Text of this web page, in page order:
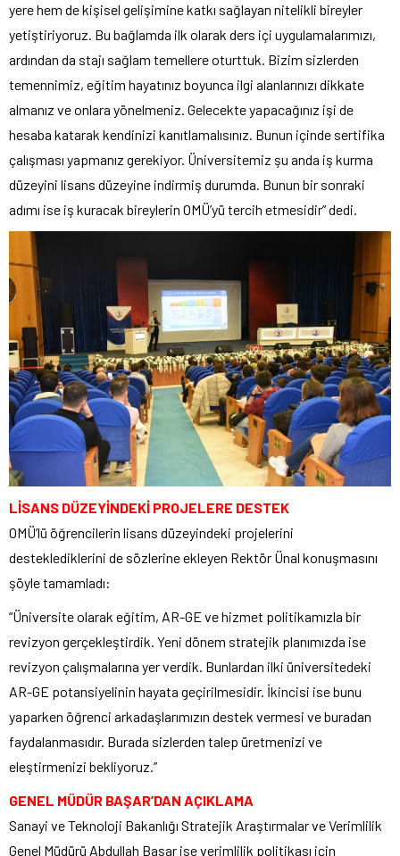
yere hem de kişisel gelişimine katkı sağlayan nitelikli bireyler
yetiştiriyoruz. Bu bağlamda ilk olarak ders içi uygulamalarımızı,
ardından da stajı sağlam temellere oturttuk. Bizim sizlerden
temennimiz, eğitim hayatınız boyunca ilgi alanlarınızı dikkate
almanız ve onlara yönelmeniz. Gelecekte yapacağınız işi de
hesaba katarak kendinizi kanıtlamalısınız. Bunun içinde sertifika
çalışması yapmanız gerekiyor. Üniversitemiz şu anda iş kurma
düzeyini lisans düzeyine indirmiş durumda. Bunun bir sonraki
adımı ise iş kuracak bireylerin OMÜ’yü tercih etmesidir” dedi.
LİSANS DÜZEYİNDEKİ PROJELERE DESTEK
OMÜ’lü öğrencilerin lisans düzeyindeki projelerini
desteklediklerini de sözlerine ekleyen Rektör Ünal konuşmasını
şöyle tamamladı:
“Üniversite olarak eğitim, AR-GE ve hizmet politikamızla bir
revizyon gerçekleştirdik. Yeni dönem stratejik planımızda ise
revizyon çalışmalarına yer verdik. Bunlardan ilki üniversitedeki
AR-GE potansiyelinin hayata geçirilmesidir. İkincisi ise bunu
yaparken öğrenci arkadaşlarımızın destek vermesi ve buradan
faydalanmasıdır. Burada sizlerden talep üretmenizi ve
eleştirmenizi bekliyoruz.”
GENEL MÜDÜR BAŞAR’DAN AÇIKLAMA
Sanayi ve Teknoloji Bakanlığı Stratejik Araştırmalar ve Verimlilik
Genel Müdürü Abdullah Başar ise verimlilik politikası için